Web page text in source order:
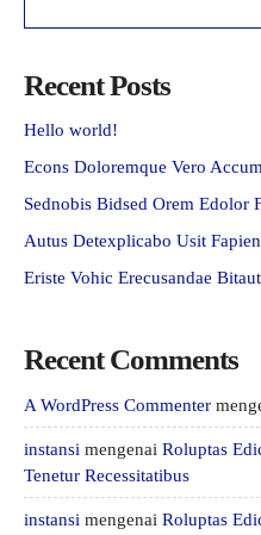
Recent Posts
Hello world!
Econs Doloremque Vero
Sednobis Bidsed Orem Edolor
Autus Detexplicabo Usit
Eriste Vohic Erecusandae
Recent Comments
A WordPress Commenter
instansi mengenai Roluptas
Tenetur Recessitatibus
instansi mengenai Roluptas